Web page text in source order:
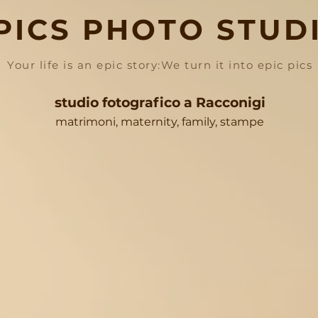
PHOTO
Your life is an epic story:We turn it into epic pics
studio fotografico a Racconigi
matrimoni, maternity, family, stampe